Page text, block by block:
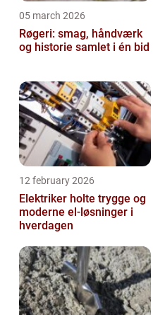
05 march 2026
Røgeri: smag, håndværk
og historie samlet i én bid
12 february 2026
Elektriker holte trygge og
moderne el-løsninger i
hverdagen